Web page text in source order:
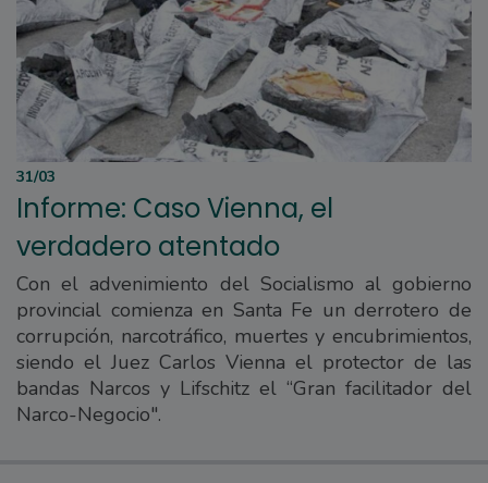
31/03
Informe: Caso Vienna, el
verdadero atentado
Con el advenimiento del Socialismo al gobierno
provincial comienza en Santa Fe un derrotero de
corrupción, narcotráfico, muertes y encubrimientos,
siendo el Juez Carlos Vienna el protector de las
bandas Narcos y Lifschitz el “Gran facilitador del
Narco-Negocio".